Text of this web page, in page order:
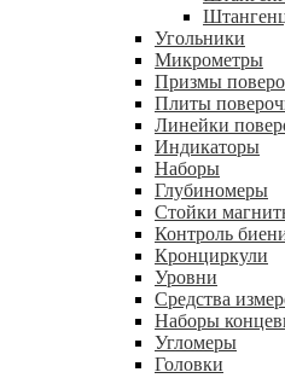
Угольники
Микрометры
Призмы
Плиты
Линейки
Индикаторы
Наборы
Глубиномеры
Стойки
Контроль
Кронциркули
Уровни
Средства
Наборы
Угломеры
Головки